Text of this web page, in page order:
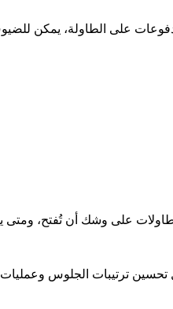
على الطاولة، يمكن
على وشك أن تُفتح، ومتى
تحسين ترتيبات الجلوس